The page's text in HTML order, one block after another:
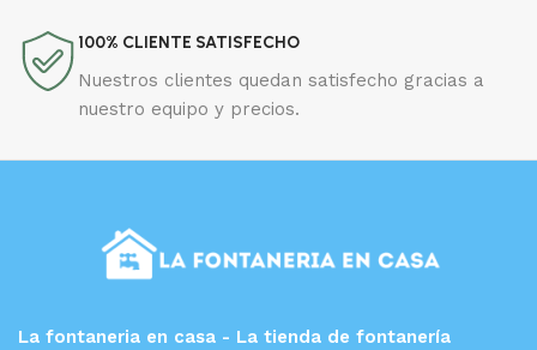
100% CLIENTE SATISFECHO
Nuestros clientes quedan satisfecho gracias a
nuestro equipo y precios.
La fontaneria en casa - La tienda de fontanería